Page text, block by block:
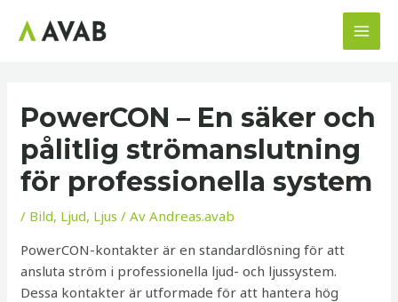
PowerCON – En säker och
pålitlig strömanslutning
för professionella system
/ Bild, Ljud, Ljus / Av Andreas.avab
PowerCON-kontakter är en standardlösning för att
ansluta ström i professionella ljud- och ljussystem.
Dessa kontakter är utformade för att hantera hög